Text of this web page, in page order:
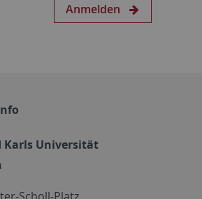
Anmelden
Karls Universität